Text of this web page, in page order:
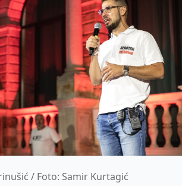
/ Foto: Samir Kurtagić